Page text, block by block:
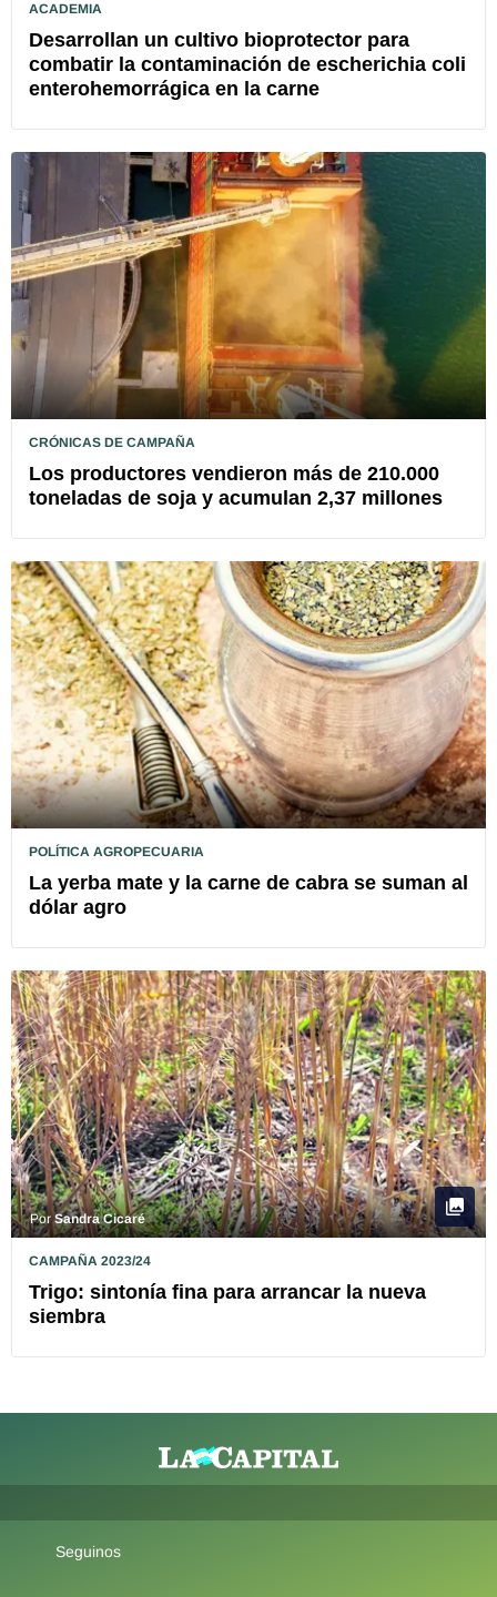
ACADEMIA
Desarrollan un cultivo bioprotector para
combatir la contaminación de escherichia coli
enterohemorrágica en la carne
CRÓNICAS DE CAMPAÑA
Los productores vendieron más de 210.000
toneladas de soja y acumulan 2,37 millones
POLÍTICA AGROPECUARIA
La yerba mate y la carne de cabra se suman al
dólar agro
PorSandra Cicaré
CAMPAÑA 2023/24
Trigo: sintonía fina para arrancar la nueva
siembra
Seguinos